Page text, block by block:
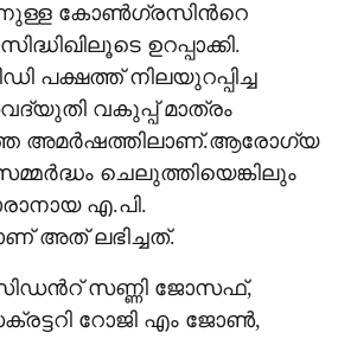
കോണ്‍ഗ്രസിന്‍റെ
ഉറപ്പാക്കി.
പക്ഷത്ത് നിലയുറപ്പിച്ച
വകുപ്പ് മാത്രം
അമര്‍ഷത്തിലാണ്.ആരോഗ്യ
ചെലുത്തിയെങ്കിലും
എ.പി.
അത് ലഭിച്ചത്.
സണ്ണി ജോസഫ്,
റോജി എം ജോണ്‍,